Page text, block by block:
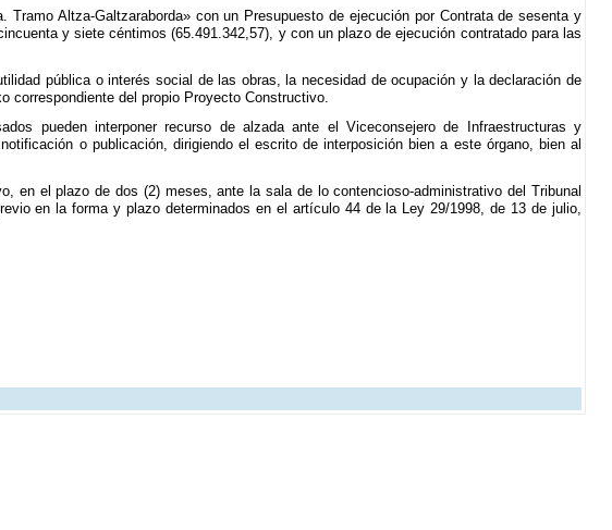
Altza-Galtzaraborda» con un Presupuesto de ejecución por Contrata de sesenta y
y siete céntimos (65.491.342,57), y con un plazo de ejecución contratado para las
pública o interés social de las obras, la necesidad de ocupación y la declaración de
correspondiente del propio Proyecto Constructivo.
pueden interponer recurso de alzada ante el Viceconsejero de Infraestructuras y
o publicación, dirigiendo el escrito de interposición bien a este órgano, bien al
en el plazo de dos (2) meses, ante la sala de lo contencioso-administrativo del Tribunal
en la forma y plazo determinados en el artículo 44 de la Ley 29/1998, de 13 de julio,